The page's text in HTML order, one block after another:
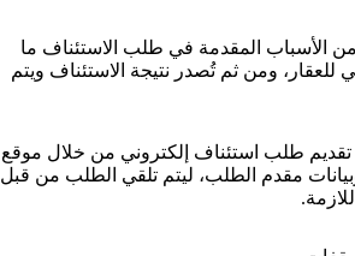
الأسباب المقدمة في طلب الاستئناف ما
للعقار، ومن ثم تُصدر نتيجة الاستئناف ويتم
تقديم طلب استئناف إلكتروني من خلال موقع
وبيانات مقدم الطلب، ليتم تلقي الطلب من قبل